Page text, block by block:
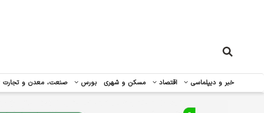
خبر و دیپلماسی اقتصاد مسکن و شهری بورس صنعت، معدن و تجارت